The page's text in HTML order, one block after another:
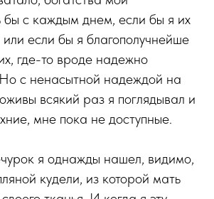
бы с каждым днем, если бы я их
или если бы я благополучнейше
где-то вроде надежно
с ненасытной надеждой на
всякий раз я поглядывал и
мне пока не доступные.
я однажды нашел, видимо,
кудели, из которой мать